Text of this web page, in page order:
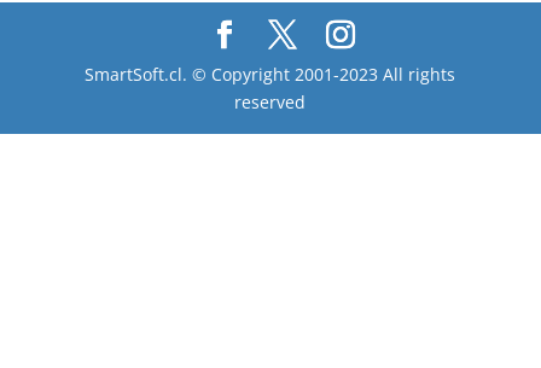
SmartSoft.cl. © Copyright 2001-2023 All rights
reserved